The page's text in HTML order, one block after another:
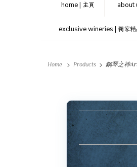
home | 主頁 about
exclusive wineries | 獨家
Home Products 鋼琴之神